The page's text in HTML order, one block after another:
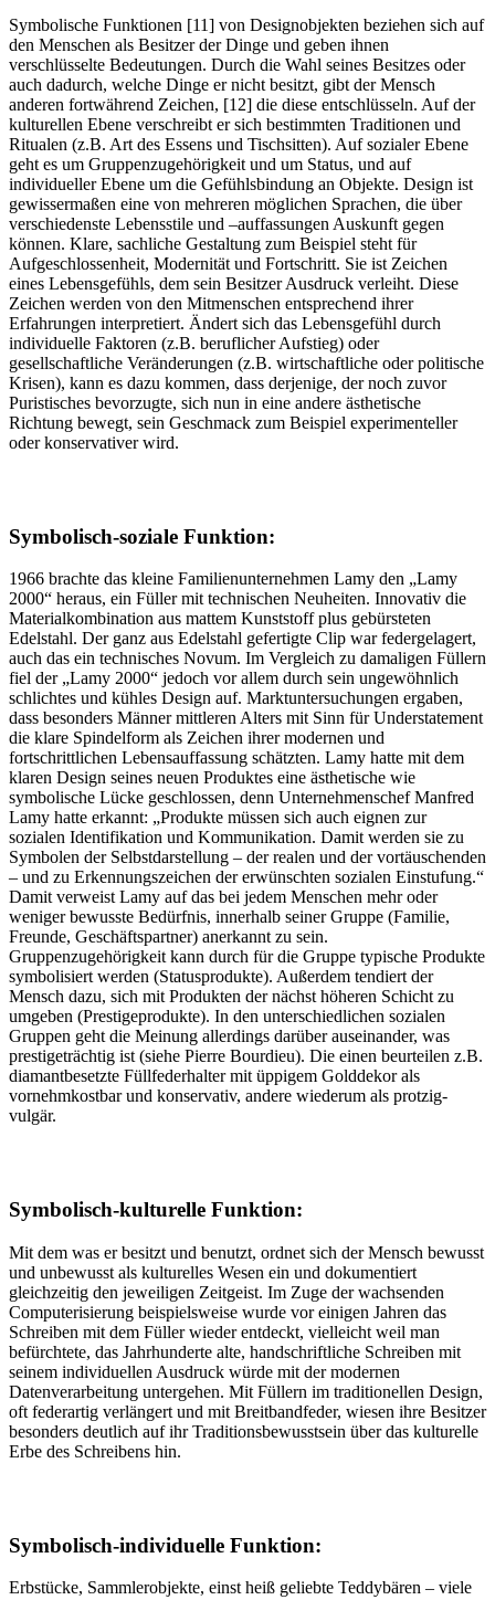
Symbolische Funktionen [11] von Designobjekten beziehen sich auf
den Menschen als Besitzer der Dinge und geben ihnen
verschlüsselte Bedeutungen. Durch die Wahl seines Besitzes oder
auch dadurch, welche Dinge er nicht besitzt, gibt der Mensch
anderen fortwährend Zeichen, [12] die diese entschlüsseln. Auf der
kulturellen Ebene verschreibt er sich bestimmten Traditionen und
Ritualen (z.B. Art des Essens und Tischsitten). Auf sozialer Ebene
geht es um Gruppenzugehörigkeit und um Status, und auf
individueller Ebene um die Gefühlsbindung an Objekte. Design ist
gewissermaßen eine von mehreren möglichen Sprachen, die über
verschiedenste Lebensstile und –auffassungen Auskunft gegen
können. Klare, sachliche Gestaltung zum Beispiel steht für
Aufgeschlossenheit, Modernität und Fortschritt. Sie ist Zeichen
eines Lebensgefühls, dem sein Besitzer Ausdruck verleiht. Diese
Zeichen werden von den Mitmenschen entsprechend ihrer
Erfahrungen interpretiert. Ändert sich das Lebensgefühl durch
individuelle Faktoren (z.B. beruflicher Aufstieg) oder
gesellschaftliche Veränderungen (z.B. wirtschaftliche oder politische
Krisen), kann es dazu kommen, dass derjenige, der noch zuvor
Puristisches bevorzugte, sich nun in eine andere ästhetische
Richtung bewegt, sein Geschmack zum Beispiel experimenteller
oder konservativer wird.
Symbolisch-soziale Funktion:
1966 brachte das kleine Familienunternehmen Lamy den „Lamy
2000“ heraus, ein Füller mit technischen Neuheiten. Innovativ die
Materialkombination aus mattem Kunststoff plus gebürsteten
Edelstahl. Der ganz aus Edelstahl gefertigte Clip war federgelagert,
auch das ein technisches Novum. Im Vergleich zu damaligen Füllern
fiel der „Lamy 2000“ jedoch vor allem durch sein ungewöhnlich
schlichtes und kühles Design auf. Marktuntersuchungen ergaben,
dass besonders Männer mittleren Alters mit Sinn für Understatement
die klare Spindelform als Zeichen ihrer modernen und
fortschrittlichen Lebensauffassung schätzten. Lamy hatte mit dem
klaren Design seines neuen Produktes eine ästhetische wie
symbolische Lücke geschlossen, denn Unternehmenschef Manfred
Lamy hatte erkannt: „Produkte müssen sich auch eignen zur
sozialen Identifikation und Kommunikation. Damit werden sie zu
Symbolen der Selbstdarstellung – der realen und der vortäuschenden
– und zu Erkennungszeichen der erwünschten sozialen Einstufung.“
Damit verweist Lamy auf das bei jedem Menschen mehr oder
weniger bewusste Bedürfnis, innerhalb seiner Gruppe (Familie,
Freunde, Geschäftspartner) anerkannt zu sein.
Gruppenzugehörigkeit kann durch für die Gruppe typische Produkte
symbolisiert werden (Statusprodukte). Außerdem tendiert der
Mensch dazu, sich mit Produkten der nächst höheren Schicht zu
umgeben (Prestigeprodukte). In den unterschiedlichen sozialen
Gruppen geht die Meinung allerdings darüber auseinander, was
prestigeträchtig ist (siehe Pierre Bourdieu). Die einen beurteilen z.B.
diamantbesetzte Füllfederhalter mit üppigem Golddekor als
vornehmkostbar und konservativ, andere wiederum als protzig-
vulgär.
Symbolisch-kulturelle Funktion:
Mit dem was er besitzt und benutzt, ordnet sich der Mensch bewusst
und unbewusst als kulturelles Wesen ein und dokumentiert
gleichzeitig den jeweiligen Zeitgeist. Im Zuge der wachsenden
Computerisierung beispielsweise wurde vor einigen Jahren das
Schreiben mit dem Füller wieder entdeckt, vielleicht weil man
befürchtete, das Jahrhunderte alte, handschriftliche Schreiben mit
seinem individuellen Ausdruck würde mit der modernen
Datenverarbeitung untergehen. Mit Füllern im traditionellen Design,
oft federartig verlängert und mit Breitbandfeder, wiesen ihre Besitzer
besonders deutlich auf ihr Traditionsbewusstsein über das kulturelle
Erbe des Schreibens hin.
Symbolisch-individuelle Funktion:
Erbstücke, Sammlerobjekte, einst heiß geliebte Teddybären – viele